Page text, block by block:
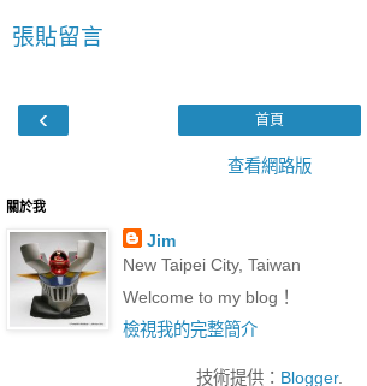
張貼留言
‹ 首頁
查看網路版
關於我
Jim
New Taipei City, Taiwan
Welcome to my blog！
檢視我的完整簡介
技術提供： Blogger.